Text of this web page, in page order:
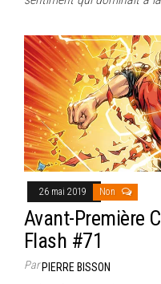
26 mai 2019 Non
Avant-Première
Flash #71
ParPIERRE BISSON